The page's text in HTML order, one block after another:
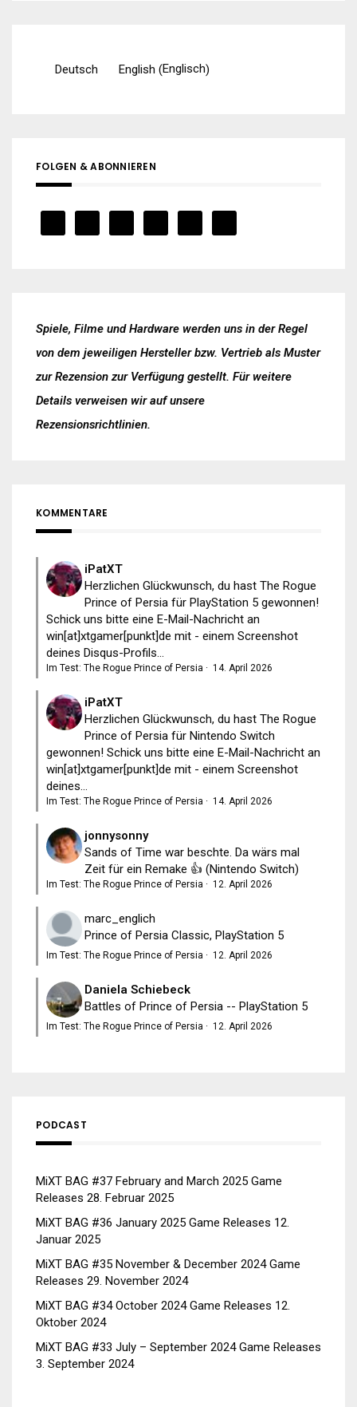
Deutsch English (Englisch)
FOLGEN & ABONNIEREN
Spiele, Filme und Hardware werden uns in der Regel
von dem jeweiligen Hersteller bzw. Vertrieb als Muster
zur Rezension zur Verfügung gestellt. Für weitere
Details verweisen wir auf unsere
Rezensionsrichtlinien.
KOMMENTARE
iPatXT
Herzlichen Glückwunsch, du hast The Rogue
Prince of Persia für PlayStation 5 gewonnen!
Schick uns bitte eine E-Mail-Nachricht an
win[at]xtgamer[punkt]de mit - einem Screenshot
deines Disqus-Profils...
Im Test: The Rogue Prince of Persia · 14. April 2026
iPatXT
Herzlichen Glückwunsch, du hast The Rogue
Prince of Persia für Nintendo Switch
gewonnen! Schick uns bitte eine E-Mail-Nachricht an
win[at]xtgamer[punkt]de mit - einem Screenshot
deines...
Im Test: The Rogue Prince of Persia · 14. April 2026
jonnysonny
Sands of Time war beschte. Da wärs mal
Zeit für ein Remake 👍 (Nintendo Switch)
Im Test: The Rogue Prince of Persia · 12. April 2026
marc_englich
Prince of Persia Classic, PlayStation 5
Im Test: The Rogue Prince of Persia · 12. April 2026
Daniela Schiebeck
Battles of Prince of Persia -- PlayStation 5
Im Test: The Rogue Prince of Persia · 12. April 2026
PODCAST
MiXT BAG #37 February and March 2025 Game
Releases 28. Februar 2025
MiXT BAG #36 January 2025 Game Releases 12.
Januar 2025
MiXT BAG #35 November & December 2024 Game
Releases 29. November 2024
MiXT BAG #34 October 2024 Game Releases 12.
Oktober 2024
MiXT BAG #33 July – September 2024 Game Releases
3. September 2024